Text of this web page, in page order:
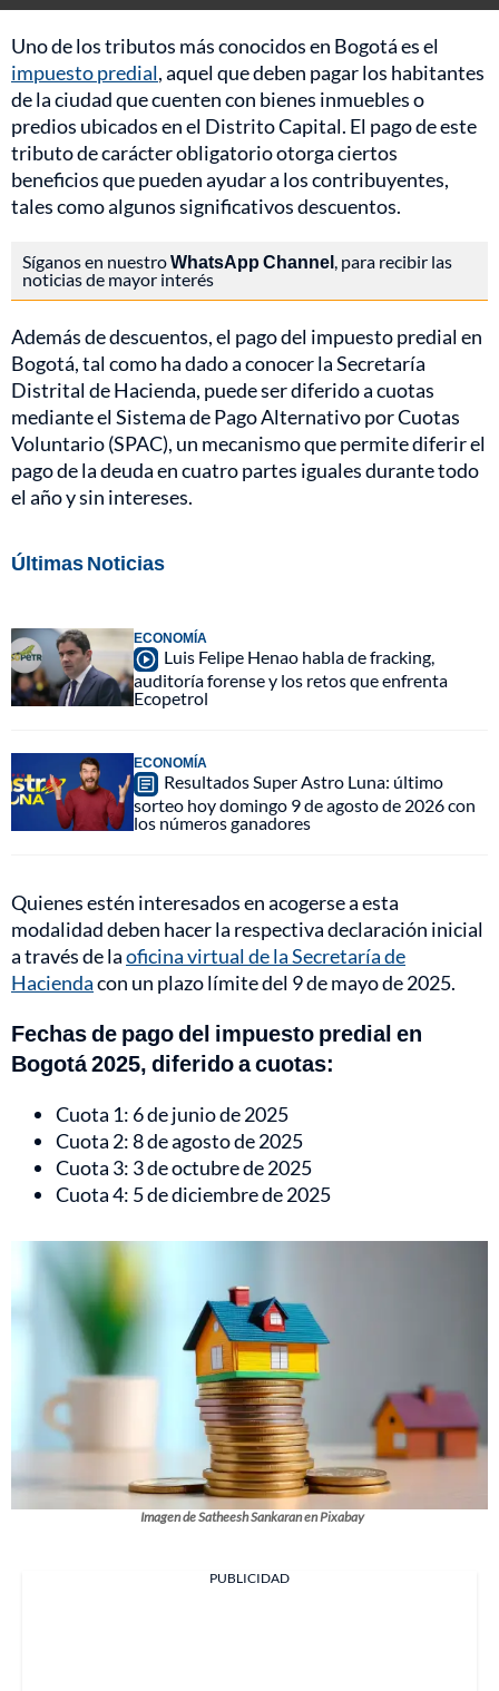
Uno de los tributos más conocidos en Bogotá es el
impuesto predial, aquel que deben pagar los habitantes
de la ciudad que cuenten con bienes inmuebles o
predios ubicados en el Distrito Capital. El pago de este
tributo de carácter obligatorio otorga ciertos
beneficios que pueden ayudar a los contribuyentes,
tales como algunos significativos descuentos.
Síganos en nuestroWhatsApp Channel, para recibir las
noticias de mayor interés
Además de descuentos, el pago del impuesto predial en
Bogotá, tal como ha dado a conocer la Secretaría
Distrital de Hacienda, puede ser diferido a cuotas
mediante el Sistema de Pago Alternativo por Cuotas
Voluntario (SPAC), un mecanismo que permite diferir el
pago de la deuda en cuatro partes iguales durante todo
el año y sin intereses.
Últimas Noticias
ECONOMÍA
Luis Felipe Henao habla de fracking,
auditoría forense y los retos que enfrenta
Ecopetrol
ECONOMÍA
Resultados Super Astro Luna: último
sorteo hoy domingo 9 de agosto de 2026 con
los números ganadores
Quienes estén interesados en acogerse a esta
modalidad deben hacer la respectiva declaración inicial
a través de laoficina virtual de la Secretaría de
Haciendacon un plazo límite del 9 de mayo de 2025.
Fechas de pago del impuesto predial en
Bogotá 2025, diferido a cuotas:
Cuota 1: 6 de junio de 2025
Cuota 2: 8 de agosto de 2025
Cuota 3: 3 de octubre de 2025
Cuota 4: 5 de diciembre de 2025
Imagen de Satheesh Sankaran en Pixabay
PUBLICIDAD